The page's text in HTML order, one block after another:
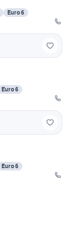
Euro 6
Euro 6
Euro 6